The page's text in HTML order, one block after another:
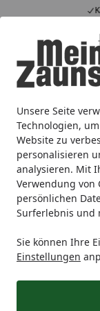
Unsere Seite
Technologien,
Website zu
personalisieren
analysieren. Mit
Verwendung von
persönlichen
Surferlebnis und
Sie können Ihre
Einstellungen
Alle Produkte
Mein Konto
Suchen
Startseite
Zaunmarken
LEGI
Ihre
Kategorien
Filter /